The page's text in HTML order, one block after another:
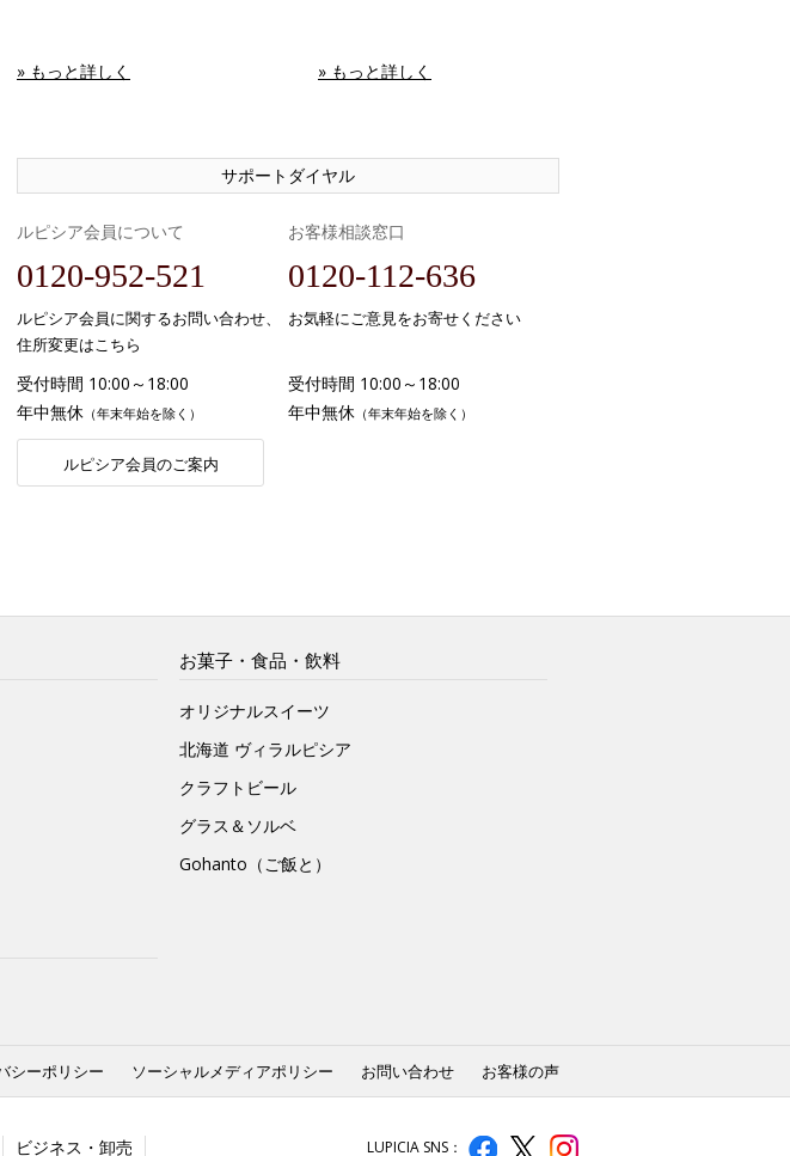
» もっと詳しく » もっと詳しく
サポートダイヤル
ルピシア会員について
0120-952-521
ルピシア会員に関するお問い合わせ、
住所変更はこちら
受付時間 10:00～18:00
年中無休 （年末年始を除く）
ルピシア会員のご案内
お客様相談窓口
0120-112-636
お気軽にご意見をお寄せください
受付時間 10:00～18:00
年中無休 （年末年始を除く）
お菓子・食品・飲料
オリジナルスイーツ
北海道 ヴィラルピシア
クラフトビール
グラス＆ソルベ
Gohanto（ご飯と）
シーポリシー ソーシャルメディアポリシー お問い合わせ お客様の声
ビジネス・卸売 LUPICIA SNS：